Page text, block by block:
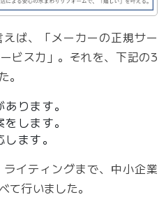
ば、「メーカーの正規サー
ビス力」。それを、下記の3
。
ります。
します。
ます。
イティングまで、中小企業
て行いました。